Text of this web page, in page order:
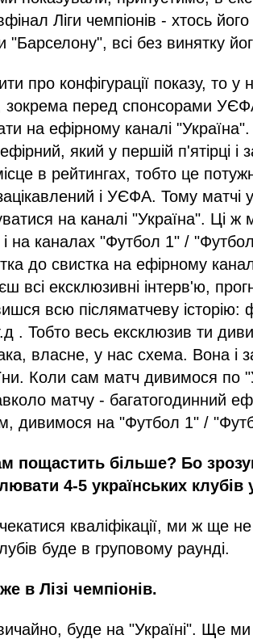
Ліги чемпіонів - хтось
"Барселону", всі без винятку
про конфігурації показу, то у
зокрема перед спонсорами
на ефірному каналі
який у першій п'ятірці і
в рейтингах, тобто це
і УЄФА. Тому матчі
на каналі "Україна". Ці ж
і на каналах "Футбол 1" /
до свистка на ефірному
всі ексклюзивні інтерв'ю,
всю післяматчеву історію:
. Тобто весь ексклюзив ти
власне, у нас схема. Вона і
Коли сам матч дивимося по
матчу - багатогодинний
дивимося на "Футбол 1" /
пощастить більше? Бо
4-5 українських клубів
кваліфікації, ми ж ще
буде в груповому раунді.
в Лізі чемпіонів.
буде на "Україні". Ще ми